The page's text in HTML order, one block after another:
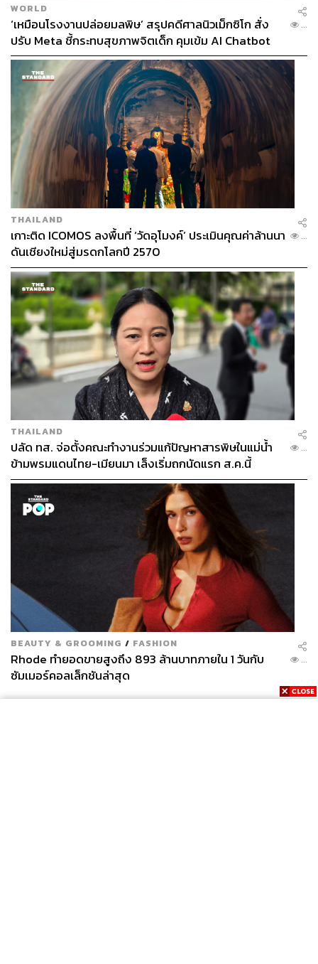
WORLD
‘เหมือนโรงงานปล่อยมลพิษ’ สรุปคดีศาลนิวเม็กซิโก สั่ง
ปรับ Meta ชี้กระทบสุขภาพจิตเด็ก คุมเข้ม AI Chatbot
...
THAILAND
เกาะติด ICOMOS ลงพื้นที่ ‘วัดอุโมงค์’ ประเมินคุณค่าล้านนา
ดันเชียงใหม่สู่มรดกโลกปี 2570
...
THAILAND
ปลัด ทส. จ่อตั้งคณะทำงานร่วมแก้ปัญหาสารพิษในแม่น้ำ
ข้ามพรมแดนไทย-เมียนมา เล็งเริ่มถกนัดแรก ส.ค.นี้
...
BEAUTY & GROOMING / FASHION
Rhode ทำยอดขายสูงถึง 893 ล้านบาทภายใน 1 วันกับ
ซัมเมอร์คอลเล็กชันล่าสุด
...